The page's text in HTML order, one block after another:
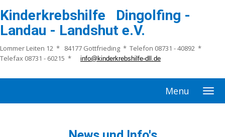
Kinderkrebshilfe Dingolfing -
Landau - Landshut e.V.
Lommer Leiten 12 * 84177 Gottfrieding * Telefon 08731 - 40892 *
Telefax 08731 - 60215 *
info@kinderkrebshilfe-dll.de
Menu